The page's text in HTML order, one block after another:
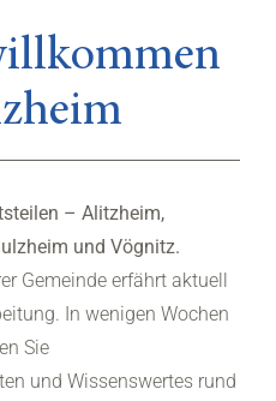
– Alitzheim,
und Vögnitz.
Gemeinde erfährt aktuell
In wenigen Wochen
Sie
und Wissenswertes rund